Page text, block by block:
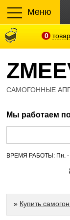
Меню
0
САМОГОННЫЕ
Мы работаем
ВРЕМЯ РАБОТЫ: Пн. -
» Купить